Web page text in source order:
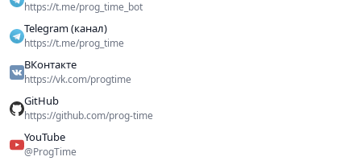
https://t.me/prog_time_bot
Telegram (канал)
https://t.me/prog_time
ВКонтакте
https://vk.com/progtime
GitHub
https://github.com/prog-time
YouTube
@ProgTime